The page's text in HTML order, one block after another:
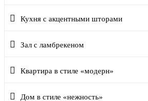
Кухня с акцентными шторами
Зал с ламбрекеном
Квартира в стиле «модерн»
Дом в стиле «нежность»